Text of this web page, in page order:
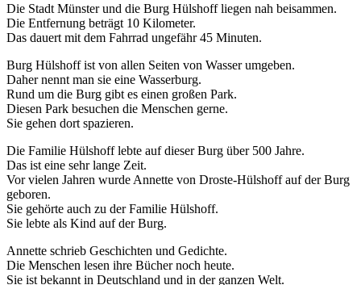
Die Stadt Münster und die Burg Hülshoff liegen nah beisammen.
Die Entfernung beträgt 10 Kilometer.
Das dauert mit dem Fahrrad ungefähr 45 Minuten.
Burg Hülshoff ist von allen Seiten von Wasser umgeben.
Daher nennt man sie eine Wasserburg.
Rund um die Burg gibt es einen großen Park.
Diesen Park besuchen die Menschen gerne.
Sie gehen dort spazieren.
Die Familie Hülshoff lebte auf dieser Burg über 500 Jahre.
Das ist eine sehr lange Zeit.
Vor vielen Jahren wurde Annette von Droste-Hülshoff auf der Burg
geboren.
Sie gehörte auch zu der Familie Hülshoff.
Sie lebte als Kind auf der Burg.
Annette schrieb Geschichten und Gedichte.
Die Menschen lesen ihre Bücher noch heute.
Sie ist bekannt in Deutschland und in der ganzen Welt.